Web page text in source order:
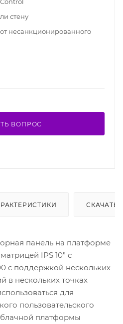
стену
несанкционированного
ВОПРОС
СКАЧАТЬ
панель на платформе
IPS 10” c
c поддержкой нескольких
в нескольких точках
для
пользовательского
платформы